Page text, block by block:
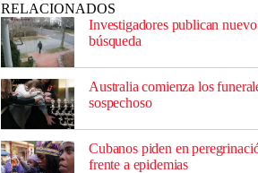
RELACIONADOS
Investigadores publican
búsqueda
Australia comienza los
sospechoso
Cubanos piden en
frente a epidemias